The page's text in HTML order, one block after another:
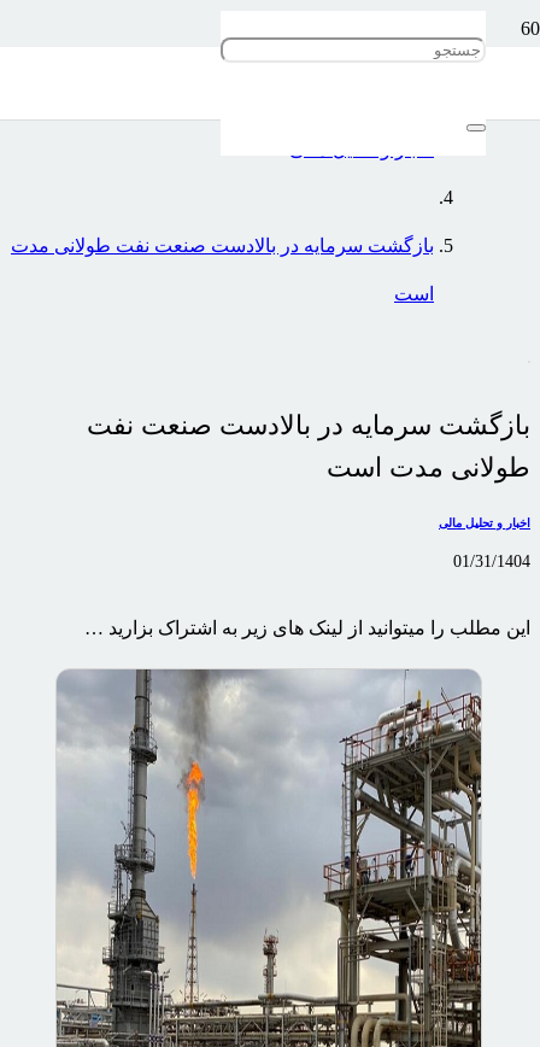
بازگشت سرمایه در بالادست صنعت نفت طولانی مدت
است
بازگشت سرمایه در بالادست صنعت نفت
طولانی مدت است
اخبار و تحلیل مالی
01/31/1404
این مطلب را میتوانید از لینک های زیر به اشتراک بزارید …